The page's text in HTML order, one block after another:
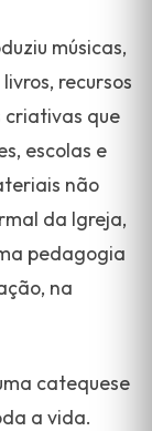
músicas,
recursos
criativas que
escolas e
não
da Igreja,
pedagogia
na
catequese
a vida.